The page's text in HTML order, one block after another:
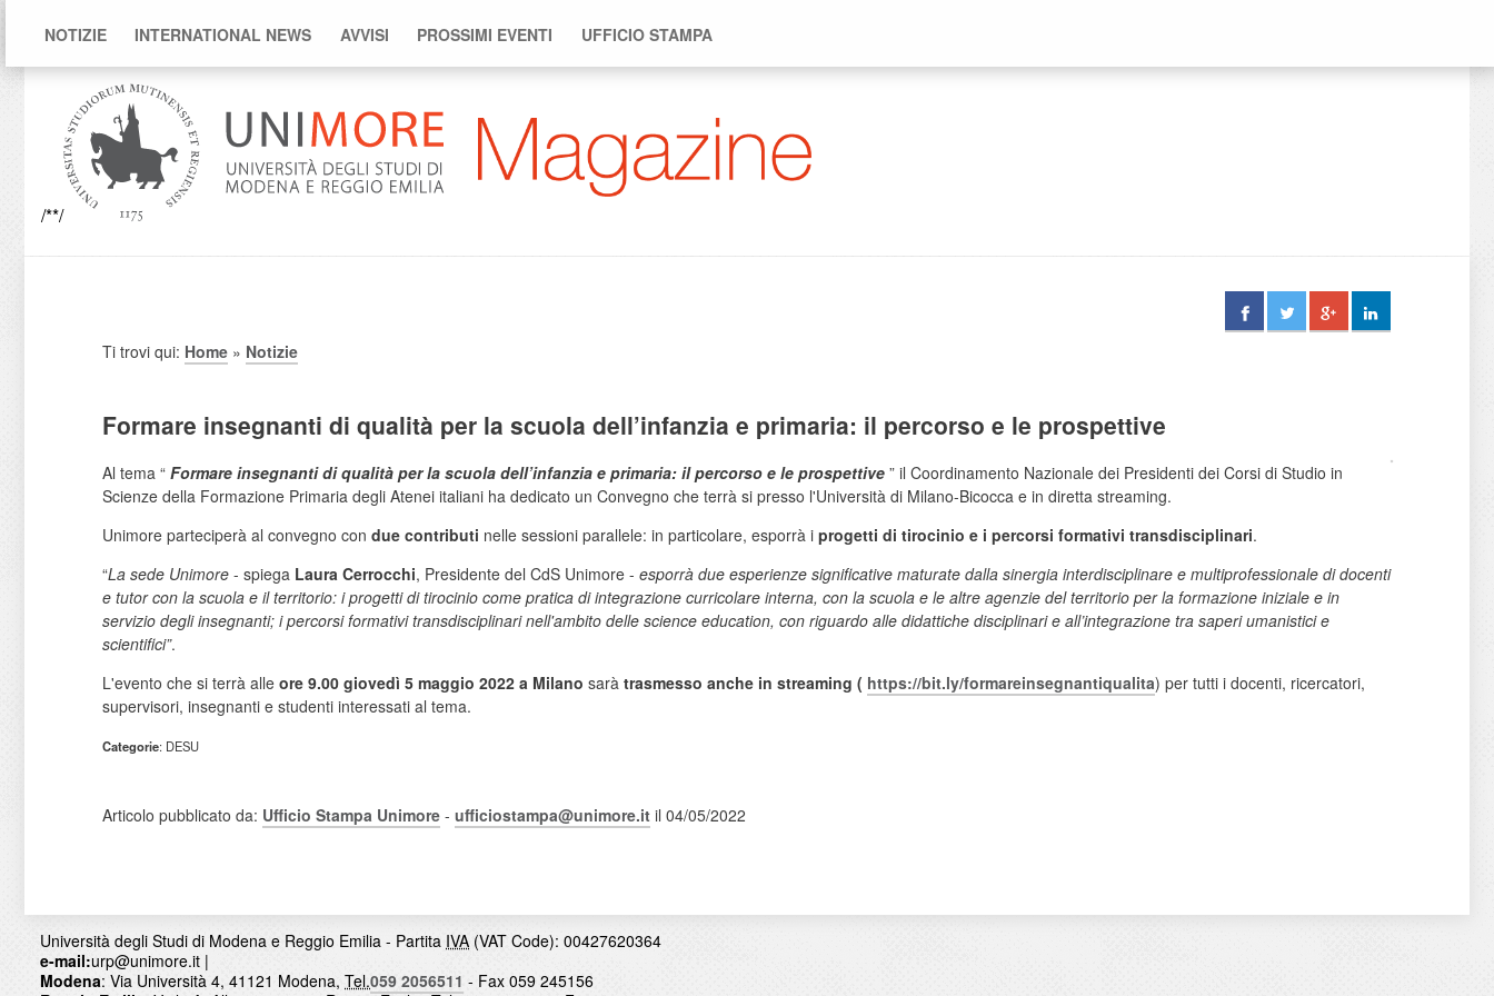
NOTIZIE INTERNATIONAL NEWS AVVISI PROSSIMI EVENTI UFFICIO STAMPA
/**/
Ti trovi qui: Home » Notizie
Formare insegnanti di qualità per la scuola dell’infanzia e primaria: il percorso e le prospettive
Al tema “ Formare insegnanti di qualità per la scuola dell’infanzia e primaria: il percorso e le prospettive ” il Coordinamento Nazionale dei Presidenti dei Corsi di Studio in
Scienze della Formazione Primaria degli Atenei italiani ha dedicato un Convegno che terrà si presso l'Università di Milano-Bicocca e in diretta streaming.
Unimore parteciperà al convegno con due contributi nelle sessioni parallele: in particolare, esporrà i progetti di tirocinio e i percorsi formativi transdisciplinari.
“La sede Unimore - spiega Laura Cerrocchi, Presidente del CdS Unimore - esporrà due esperienze significative maturate dalla sinergia interdisciplinare e multiprofessionale di docenti
e tutor con la scuola e il territorio: i progetti di tirocinio come pratica di integrazione curricolare interna, con la scuola e le altre agenzie del territorio per la formazione iniziale e in
servizio degli insegnanti; i percorsi formativi transdisciplinari nell'ambito delle science education, con riguardo alle didattiche disciplinari e all’integrazione tra saperi umanistici e
scientifici”.
L'evento che si terrà alle ore 9.00 giovedì 5 maggio 2022 a Milano sarà trasmesso anche in streaming ( https://bit.ly/formareinsegnantiqualita) per tutti i docenti, ricercatori,
supervisori, insegnanti e studenti interessati al tema.
Categorie: DESU
Articolo pubblicato da: Ufficio Stampa Unimore - ufficiostampa@unimore.it il 04/05/2022
Università degli Studi di Modena e Reggio Emilia - Partita IVA (VAT Code): 00427620364
e-mail:urp@unimore.it |
Modena: Via Università 4, 41121 Modena, Tel.059 2056511 - Fax 059 245156